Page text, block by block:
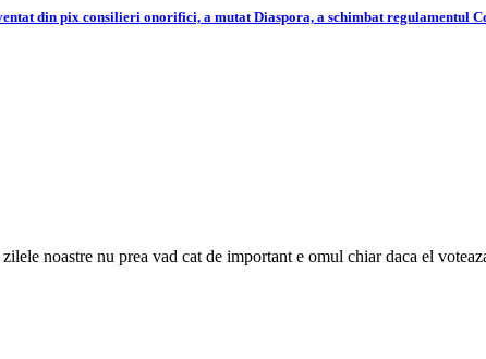
din pix consilieri onorifici, a mutat Diaspora, a schimbat regulamentul
noastre nu prea vad cat de important e omul chiar daca el